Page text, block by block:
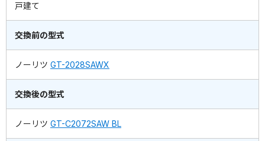
戸建て
交換前の型式
ノーリツ GT-2028SAWX
交換後の型式
ノーリツ GT-C2072SAW BL